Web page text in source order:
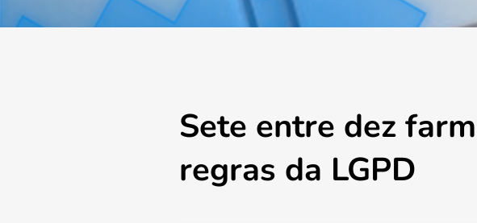
Sete entre dez
regras da LGPD